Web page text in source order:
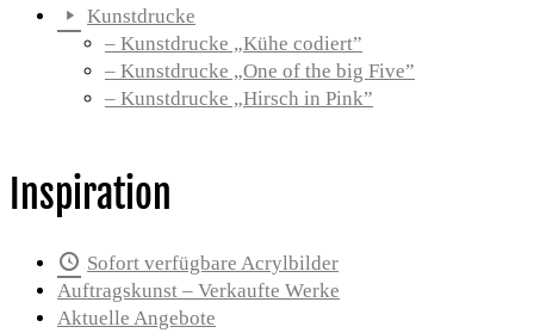
Kunstdrucke
– Kunstdrucke „Kühe codiert”
– Kunstdrucke „One of the big Five”
– Kunstdrucke „Hirsch in Pink”
Inspiration
Sofort verfügbare Acrylbilder
Auftragskunst – Verkaufte Werke
Aktuelle Angebote